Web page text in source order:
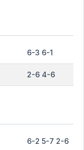
6-3 6-1
2-6 4-6
6-2 5-7 2-6